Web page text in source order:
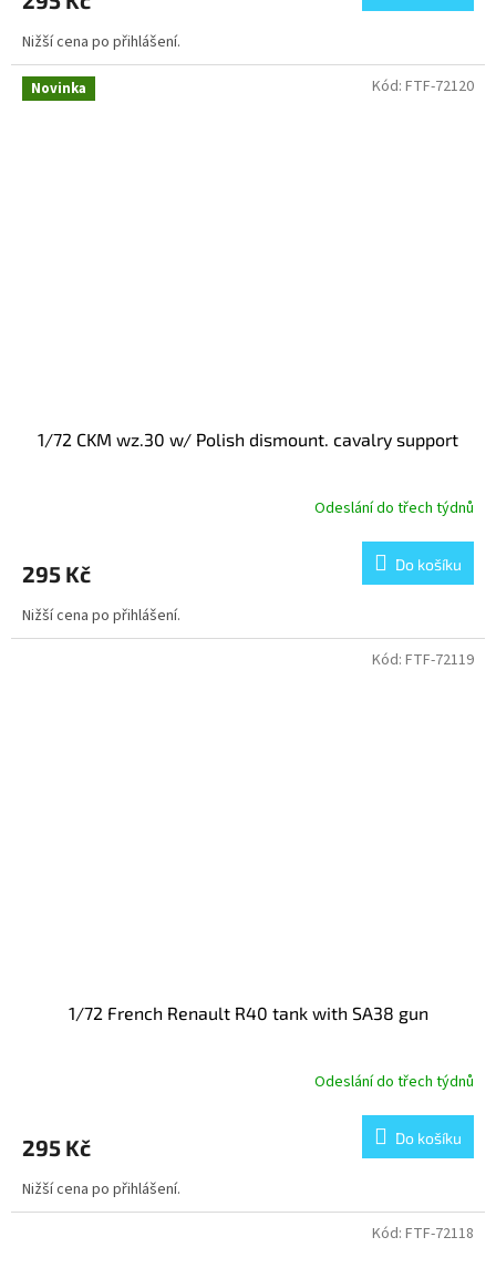
Nižší cena po přihlášení.
Novinka
1/72 CKM wz.30 w/ Polish dismount. cavalry support
Odeslání do třech týdnů
295 Kč Do košíku
Nižší cena po přihlášení.
Kód: FTF-72120
1/72 French Renault R40 tank with SA38 gun
Odeslání do třech týdnů
295 Kč Do košíku
Nižší cena po přihlášení.
Kód: FTF-72119
Kód: FTF-72118